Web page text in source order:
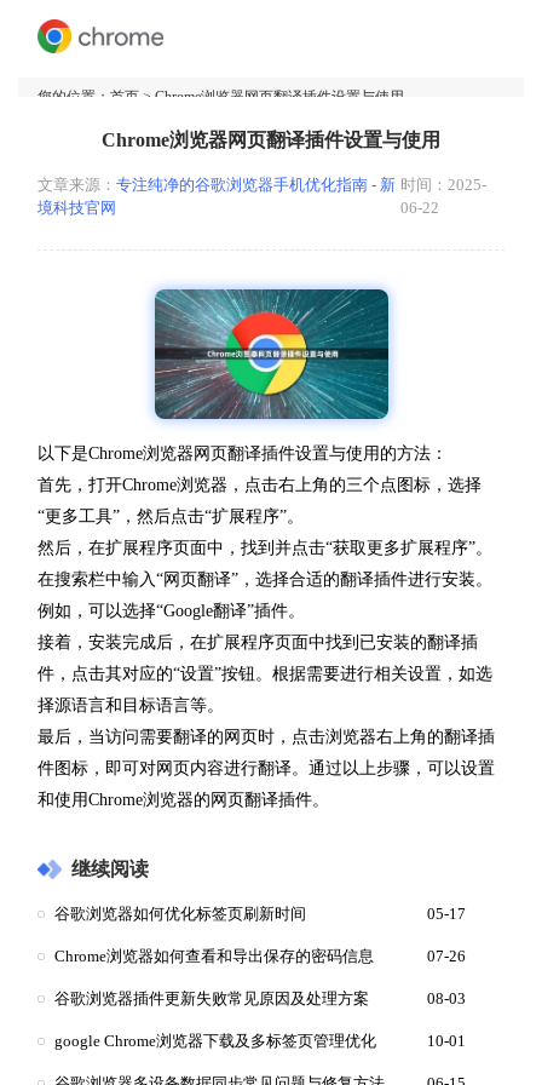
您的位置： 首页 > Chrome浏览器网页翻译插件设置与使用
Chrome浏览器网页翻译插件设置与使用
文章来源： 专注纯净的谷歌浏览器手机优化指南 - 新
境科技官网
时间：2025-
06-22
以下是Chrome浏览器网页翻译插件设置与使用的方法：
首先，打开Chrome浏览器，点击右上角的三个点图标，选择
“更多工具”，然后点击“扩展程序”。
然后，在扩展程序页面中，找到并点击“获取更多扩展程序”。
在搜索栏中输入“网页翻译”，选择合适的翻译插件进行安装。
例如，可以选择“Google翻译”插件。
接着，安装完成后，在扩展程序页面中找到已安装的翻译插
件，点击其对应的“设置”按钮。根据需要进行相关设置，如选
择源语言和目标语言等。
最后，当访问需要翻译的网页时，点击浏览器右上角的翻译插
件图标，即可对网页内容进行翻译。通过以上步骤，可以设置
和使用Chrome浏览器的网页翻译插件。
继续阅读
谷歌浏览器如何优化标签页刷新时间 05-17
Chrome浏览器如何查看和导出保存的密码信息 07-26
谷歌浏览器插件更新失败常见原因及处理方案 08-03
google Chrome浏览器下载及多标签页管理优化 10-01